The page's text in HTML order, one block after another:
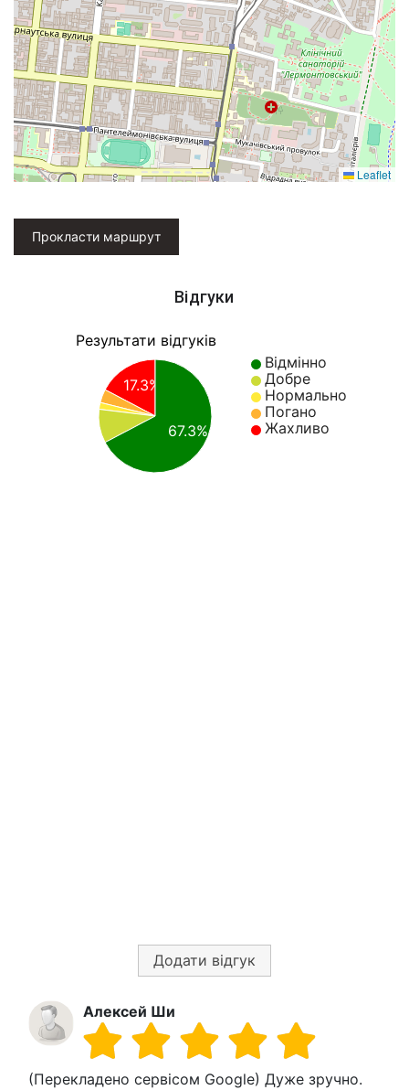
Leaflet
Прокласти маршрут
Відгуки
Результати відгуків
Відмінно
Добре
Нормально
Погано
Жахливо
17.3%
67.3%
Додати відгук
Алексей Ши
(Перекладено сервісом Google) Дуже зручно.